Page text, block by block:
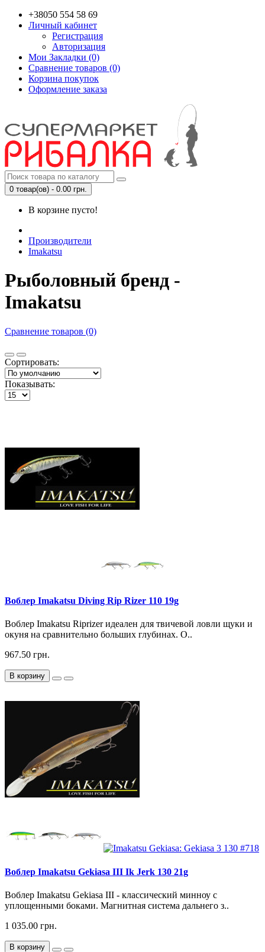
+38050 554 58 69
Личный кабинет
Регистрация
Авторизация
Мои Закладки (0)
Сравнение товаров (0)
Корзина покупок
Оформление заказа
0 товар(ов) - 0.00 грн.
В корзине пусто!
Производители
Imakatsu
Рыболовный бренд -
Imakatsu
Сравнение товаров (0)
Сортировать:
Показывать:
Воблер Imakatsu Diving Rip Rizer 110 19g
Воблер Imakatsu Riprizer идеален для твичевой ловли щуки и
окуня на сравнительно больших глубинах. О..
967.50 грн.
В корзину
Воблер Imakatsu Gekiasa III Ik Jerk 130 21g
Воблер Imakatsu Gekiasa III - классический минноу с
уплощенными боками. Магнитная система дальнего з..
1 035.00 грн.
В корзину